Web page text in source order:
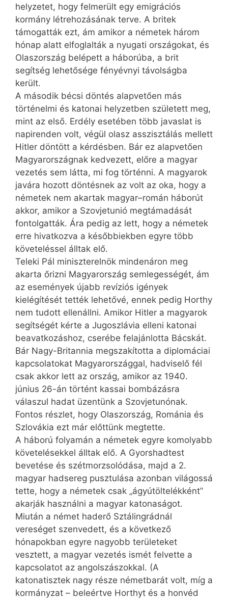
helyzetet, hogy felmerült egy emigrációs
kormány létrehozásának terve. A britek
támogatták ezt, ám amikor a németek három
hónap alatt elfoglalták a nyugati országokat, és
Olaszország belépett a háborúba, a brit
segítség lehetősége fényévnyi távolságba
került.
A második bécsi döntés alapvetően más
történelmi és katonai helyzetben született meg,
mint az első. Erdély esetében több javaslat is
napirenden volt, végül olasz asszisztálás mellett
Hitler döntött a kérdésben. Bár ez alapvetően
Magyarországnak kedvezett, előre a magyar
vezetés sem látta, mi fog történni. A magyarok
javára hozott döntésnek az volt az oka, hogy a
németek nem akartak magyar–román háborút
akkor, amikor a Szovjetunió megtámadását
fontolgatták. Ára pedig az lett, hogy a németek
erre hivatkozva a későbbiekben egyre több
követeléssel álltak elő.
Teleki Pál miniszterelnök minden­áron meg
akarta őrizni Magyarország semlegességét, ám
az események újabb revíziós igények
kielégítését tették lehetővé, ennek pedig Horthy
nem tudott ellenállni. Amikor Hitler a magyarok
segítségét kérte a Jugoszlávia elleni katonai
beavatkozáshoz, cserébe felajánlotta Bácskát.
Bár Nagy-Britannia megszakította a diplomáciai
kapcsolatokat Magyarországgal, hadviselő fél
csak akkor lett az ország, amikor az 1940.
június 26-án történt kassai bombázásra
válaszul hadat üzentünk a Szovjetunónak.
Fontos részlet, hogy Olaszország, Románia és
Szlovákia ezt már előttünk megtette.
A háború folyamán a németek egyre komolyabb
követelésekkel álltak elő. A Gyorshadtest
bevetése és szétmorzsolódása, majd a 2.
magyar hadsereg pusztulása azonban világossá
tette, hogy a németek csak „ágyútöltelékként”
akarják használni a magyar katonaságot.
Miután a német haderő Sztálingrádnál
vereséget szenvedett, és a következő
hónapokban egyre nagyobb területeket
vesztett, a magyar vezetés ismét felvette a
kapcsolatot az angolszászokkal. (A
katonatisztek nagy része németbarát volt, míg a
kormányzat – beleértve Horthyt és a honvéd